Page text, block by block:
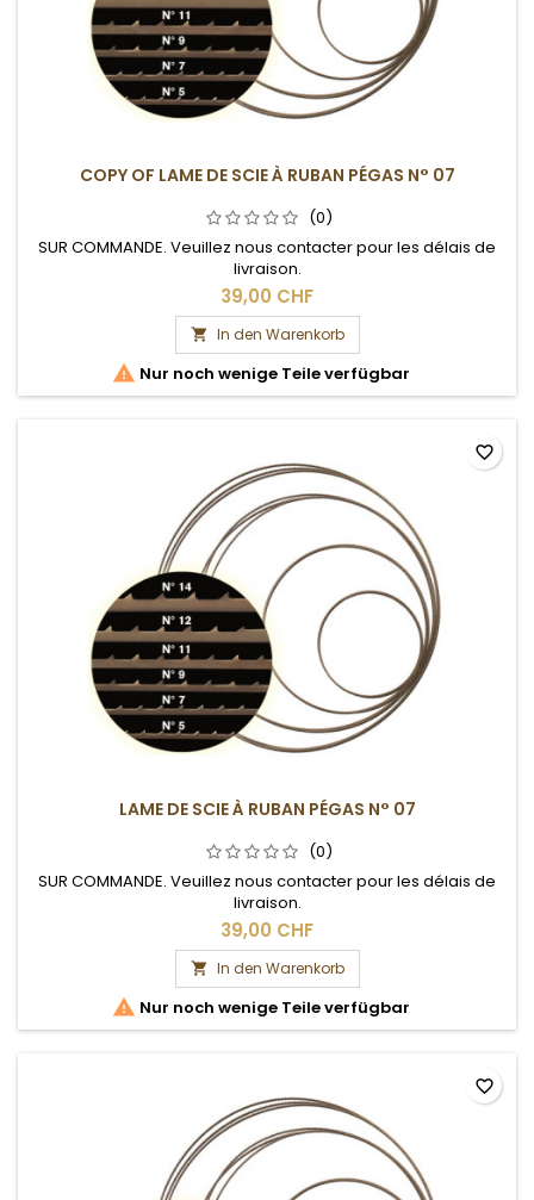
COPY OF LAME DE SCIE À RUBAN PÉGAS N° 07
(0)
SUR COMMANDE. Veuillez nous contacter pour les délais de
livraison.
39,00 CHF
 In den Warenkorb
 Nur noch wenige Teile verfügbar
LAME DE SCIE À RUBAN PÉGAS N° 07
(0)
SUR COMMANDE. Veuillez nous contacter pour les délais de
livraison.
39,00 CHF
 In den Warenkorb
 Nur noch wenige Teile verfügbar
favorite_border
favorite_border